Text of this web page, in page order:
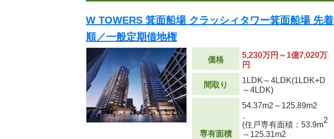
W TOWERS 箕面船場 クラッシィタワー箕面船場 先着
順／一般定期借地権
価格
5,230万円～1億7,020万
円
間取り
1LDK～4LDK(1LDK+D
～4LDK)
専有面積
54.37m2 ～125.89m2
(住戸専有面積：53.9m
2
～125.31m2